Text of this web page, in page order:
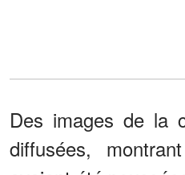
Des images de la
diffusées,